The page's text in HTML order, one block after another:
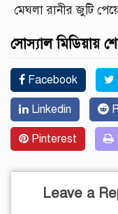
মেঘলা রানীর জুটি
সোস্যাল মিডিয়ায়
Facebook
Linkedin
Pinterest
Leave a